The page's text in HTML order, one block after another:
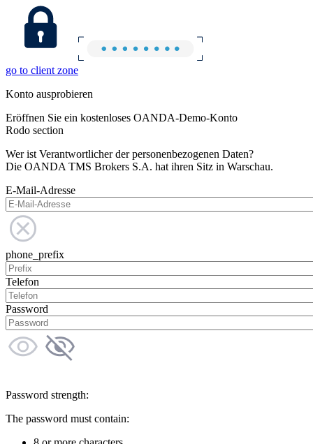
go to client zone
Konto ausprobieren
Eröffnen Sie ein kostenloses OANDA-Demo-Konto
Rodo section
Wer ist Verantwortlicher der personenbezogenen Daten?
Die OANDA TMS Brokers S.A. hat ihren Sitz in Warschau.
E-Mail-Adresse
phone_prefix
Telefon
Password
Password strength:
The password must contain: